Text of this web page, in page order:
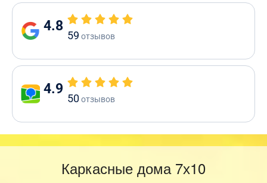
4.8
59 отзывов
4.9
50отзывов
Каркасные дома 7х10